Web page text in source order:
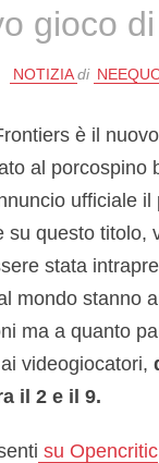
gioco
NOTIZIA di
è il
al porcospino
ufficiale
su questo titolo,
stata
mondo stanno
ma a quanto
videogiocatori,
il 2 e il 9.
su Opencritic